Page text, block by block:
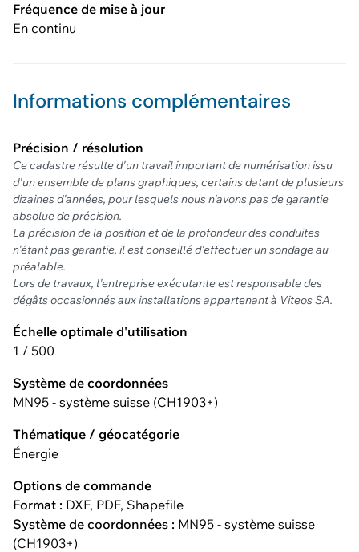
Fréquence de mise à jour
En continu
Informations complémentaires
Précision / résolution
Ce cadastre résulte d'un travail important de numérisation issu
d'un ensemble de plans graphiques, certains datant de plusieurs
dizaines d'années, pour lesquels nous n'avons pas de garantie
absolue de précision.
La précision de la position et de la profondeur des conduites
n'étant pas garantie, il est conseillé d'effectuer un sondage au
préalable.
Lors de travaux, l'entreprise exécutante est responsable des
dégâts occasionnés aux installations appartenant à Viteos SA.
Échelle optimale d'utilisation
1 / 500
Système de coordonnées
MN95 - système suisse (CH1903+)
Thématique / géocatégorie
Énergie
Options de commande
Format : DXF, PDF, Shapefile
Système de coordonnées : MN95 - système suisse
(CH1903+)